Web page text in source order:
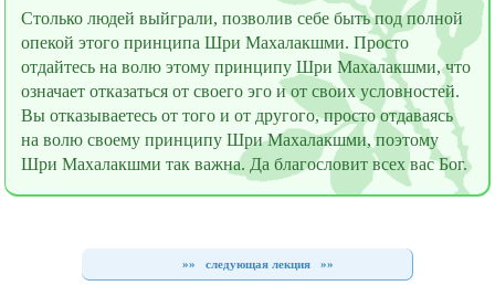
Столько людей выйграли, позволив себе быть под полной
опекой этого принципа Шри Махалакшми. Просто
отдайтесь на волю этому принципу Шри Махалакшми, что
означает отказаться от своего эго и от своих условностей.
Вы отказываетесь от того и от другого, просто отдаваясь
на волю своему принципу Шри Махалакшми, поэтому
Шри Махалакшми так важна. Да благословит всех вас Бог.
»» следующая лекция»»